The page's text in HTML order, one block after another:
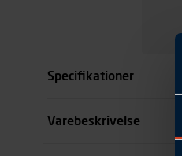
Specifikationer
Størrelse
Varebeskrivelse